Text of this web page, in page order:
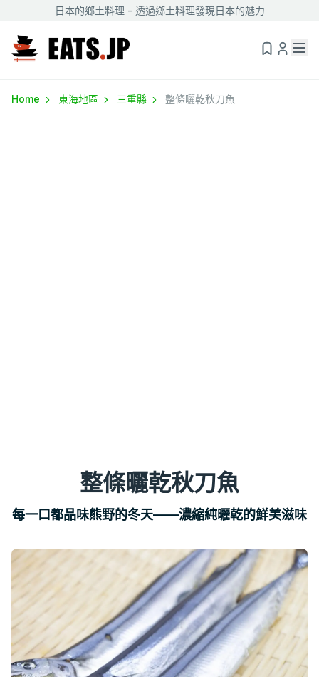
日本的鄉土料理 - 透過鄉土料理發現日本的魅力
Home 東海地區 三重縣 整條曬乾秋刀魚
整條曬乾秋刀魚
每一口都品味熊野的冬天——濃縮純曬乾的鮮美滋味